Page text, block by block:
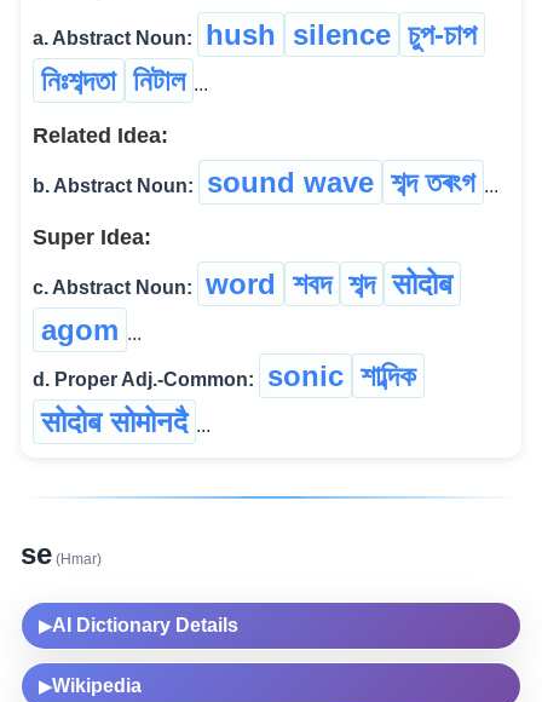
a. Abstract Noun: hush silence চুপ-চাপ
নিঃশব্দতা নিটাল ...
Related Idea:
b. Abstract Noun: sound wave শব্দ তৰংগ ...
Super Idea:
c. Abstract Noun: word শবদ শব্দ सोदोब
agom ...
d. Proper Adj.-Common: sonic শাব্দিক
सोदोब सोमोनदै ...
se (Hmar)
▶AI Dictionary Details
▶Wikipedia